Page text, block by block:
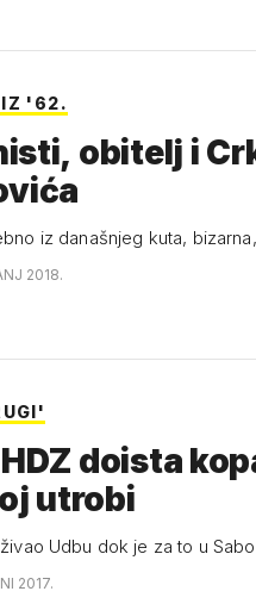
IZ '62.
obitelj i
iz današnjeg kuta,
2018.
doista
utrobi
Udbu dok je za to u
2017.